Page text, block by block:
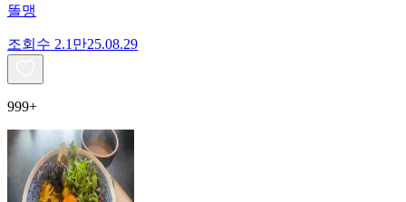
똘맹
조회수 2.1만25.08.29
999+